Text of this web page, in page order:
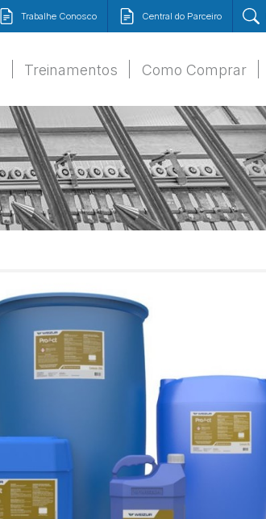
Trabalhe Conosco Central do Parceiro
Treinamentos Como Comprar